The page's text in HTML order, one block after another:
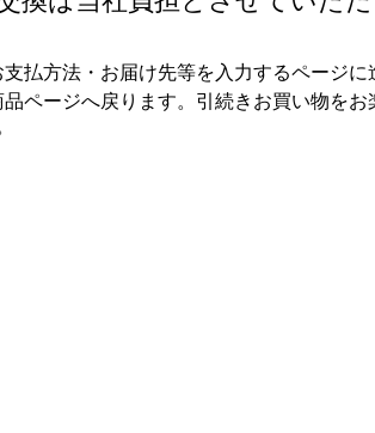
支払方法・お届け先等を入力するページに
品ページへ戻ります。引続きお買い物をお